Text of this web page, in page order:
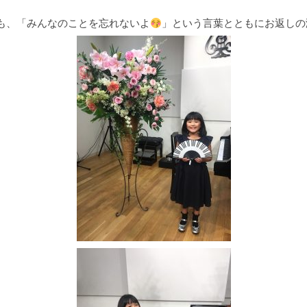
、「みんなのことを忘れないよ 」という言葉とともにお返し